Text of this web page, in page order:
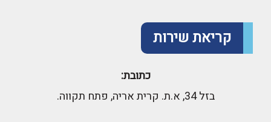
קריאת שירות
כתובת:
בזל 34, א.ת. קרית אריה, פתח תקווה.